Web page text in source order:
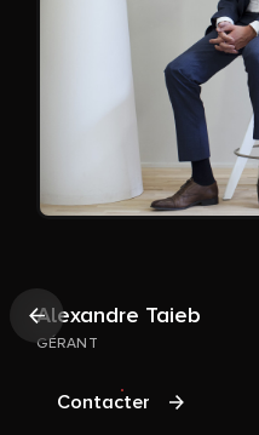
Alexandre Taieb
GÉRANT
Contacter
Précédent